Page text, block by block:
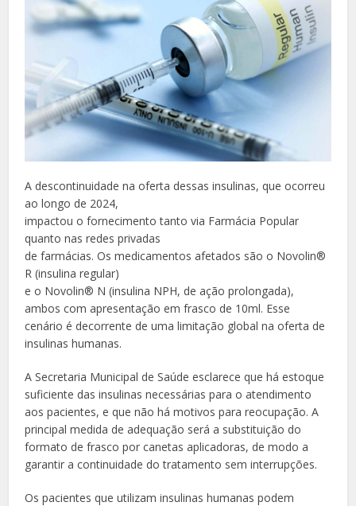
A descontinuidade na oferta dessas insulinas, que ocorreu
ao longo de 2024,
impactou o fornecimento tanto via Farmácia Popular
quanto nas redes privadas
de farmácias. Os medicamentos afetados são o Novolin®️
R (insulina regular)
e o Novolin®️ N (insulina NPH, de ação prolongada),
ambos com apresentação em frasco de 10ml. Esse
cenário é decorrente de uma limitação global na oferta de
insulinas humanas.
A Secretaria Municipal de Saúde esclarece que há estoque
suficiente das insulinas necessárias para o atendimento
aos pacientes, e que não há motivos para reocupação. A
principal medida de adequação será a substituição do
formato de frasco por canetas aplicadoras, de modo a
garantir a continuidade do tratamento sem interrupções.
Os pacientes que utilizam insulinas humanas podem